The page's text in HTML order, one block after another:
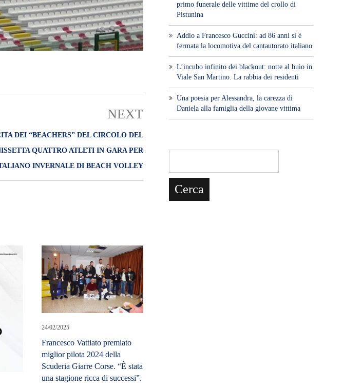
NEXT
DEI “BEACHERS” DEL CIRCOLO DEL
QUATTRO ATLETI IN GARA PER
INVERNALE DI BEACH VOLLEY
24/02/2025
Francesco Vattiato premiato
miglior pilota 2024 della
Scuderia Giarre Corse. “È stata
una stagione ricca di successi”.
primo funerale delle vittime del crollo di
Pistunina
Addio a Francesco Guccini: ad 86 anni si è
fermata la locomotiva del cantautorato italiano
L’incubo infinito dei blackout: notte al buio in
Viale San Martino. La rabbia dei residenti
Una poesia per Alessandra, la carezza di
Daniela alla famiglia della giovane vittima